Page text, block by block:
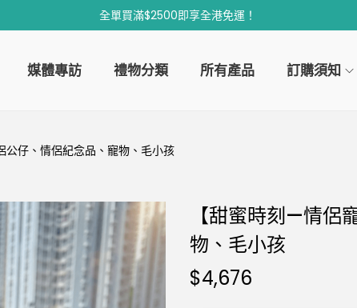
全單買滿$2500即享全港免運！
媒體專訪 禮物分類 所有產品 訂購須知
公仔、情侶紀念品、寵物、毛小孩
【甜蜜時刻—情侶
物、毛小孩
$4,676